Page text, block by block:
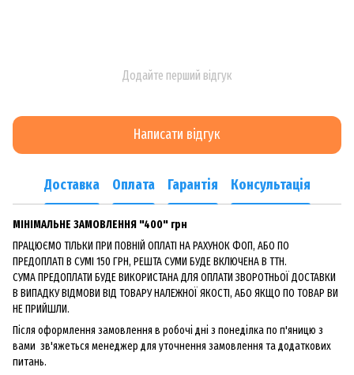
Додайте перший відгук
Написати відгук
Доставка Оплата Гарантія Консультація
МІНІМАЛЬНЕ ЗАМОВЛЕННЯ "400" грн
ПРАЦЮЄМО ТІЛЬКИ ПРИ ПОВНІЙ ОПЛАТІ НА РАХУНОК ФОП, АБО ПО
ПРЕДОПЛАТІ В СУМІ 150 ГРН, РЕШТА СУМИ БУДЕ ВКЛЮЧЕНА В ТТН.
СУМА ПРЕДОПЛАТИ БУДЕ ВИКОРИСТАНА ДЛЯ ОПЛАТИ ЗВОРОТНЬОЇ ДОСТАВКИ
В ВИПАДКУ ВІДМОВИ ВІД ТОВАРУ НАЛЕЖНОЇ ЯКОСТІ, АБО ЯКЩО ПО ТОВАР ВИ
НЕ ПРИЙШЛИ.
Після оформлення замовлення в робочі дні з понеділка по п'яницю з
вами зв'яжеться менеджер для уточнення замовлення та додаткових
питань.